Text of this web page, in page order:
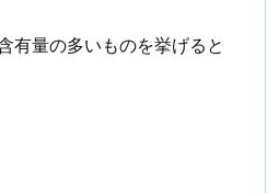
有量の多いものを挙げると